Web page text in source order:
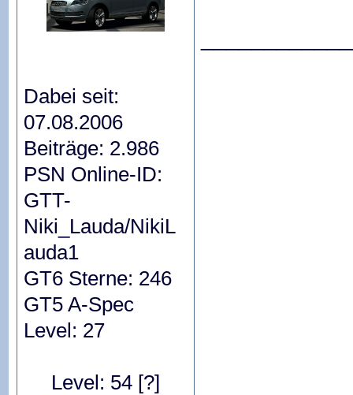
Dabei seit:
07.08.2006
Beiträge: 2.986
PSN Online-ID:
GTT-
Niki_Lauda/NikiL
auda1
GT6 Sterne: 246
GT5 A-Spec
Level: 27
Level: 54 [?]